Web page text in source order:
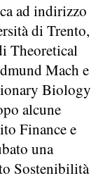
ad indirizzo
di Trento,
Theoretical
Mach e
Biology
alcune
Finance e
una
Sostenibilità